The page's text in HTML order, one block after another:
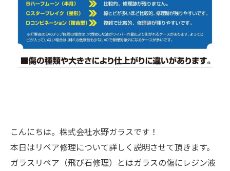
こんにちは。株式会社水野ガラスです！
本日はリペア修理について詳しく説明させて頂きます。
ガラスリペア（飛び石修理）とはガラスの傷にレジン液